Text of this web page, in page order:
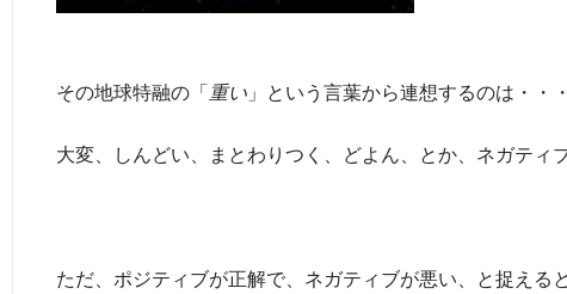
その地球特融の「重い 」という言葉から連想するのは・・・
大変、しんどい、まとわりつく、どよん、とか、ネガティ
ただ、ポジティブが正解で、ネガティブが悪い、と捉え